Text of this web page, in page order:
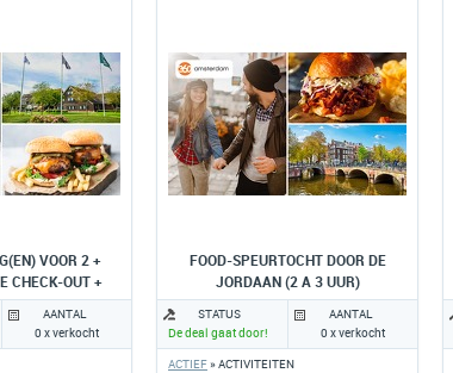
VOOR 2 +
CHECK-OUT +
AANTAL
0 x verkocht
FOOD-SPEURTOCHT DOOR DE
JORDAAN (2 A 3 UUR)
ACTIEF» ACTIVITEITEN
STATUS
De deal gaat door!
AANTAL
0 x verkocht